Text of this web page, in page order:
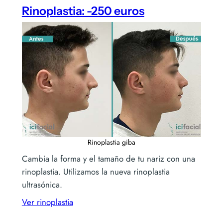
Rinoplastia: -250 euros
Rinoplastia giba
Cambia la forma y el tamaño de tu nariz con una
rinoplastia. Utilizamos la nueva rinoplastia
ultrasónica.
Ver rinoplastia